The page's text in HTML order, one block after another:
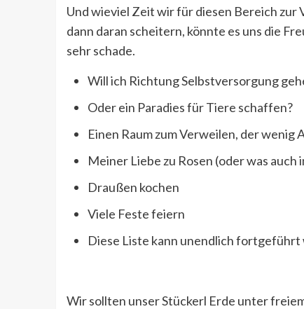
Und wieviel Zeit wir für diesen Bereich zur
dann daran scheitern, könnte es uns die
sehr schade.
Will ich Richtung Selbstversorgung
Oder ein Paradies für Tiere schaffen?
Einen Raum zum Verweilen, der wenig
Meiner Liebe zu Rosen (oder was auch
Draußen kochen
Viele Feste feiern
Diese Liste kann unendlich fortgeführt
Wir sollten unser Stückerl Erde unter